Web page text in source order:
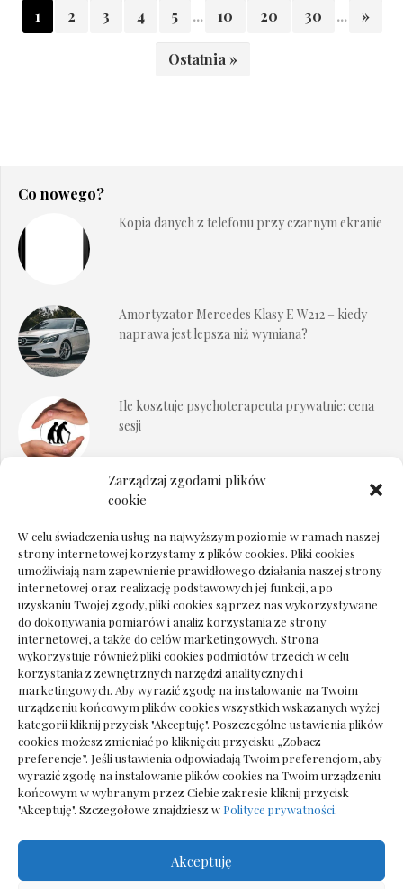
Zarządzaj zgodami plików
cookie
W celu świadczenia usług na najwyższym poziomie w ramach naszej
strony internetowej korzystamy z plików cookies. Pliki cookies
umożliwiają nam zapewnienie prawidłowego działania naszej strony
internetowej oraz realizację podstawowych jej funkcji, a po
uzyskaniu Twojej zgody, pliki cookies są przez nas wykorzystywane
do dokonywania pomiarów i analiz korzystania ze strony
internetowej, a także do celów marketingowych. Strona
wykorzystuje również pliki cookies podmiotów trzecich w celu
korzystania z zewnętrznych narzędzi analitycznych i
marketingowych. Aby wyrazić zgodę na instalowanie na Twoim
urządzeniu końcowym plików cookies wszystkich wskazanych wyżej
kategorii kliknij przycisk "Akceptuję". Poszczególne ustawienia plików
cookies możesz zmieniać po kliknięciu przycisku „Zobacz
preferencje”. Jeśli ustawienia odpowiadają Twoim preferencjom, aby
wyrazić zgodę na instalowanie plików cookies na Twoim urządzeniu
końcowym w wybranym przez Ciebie zakresie kliknij przycisk
"Akceptuję". Szczegółowe znajdziesz w Polityce prywatności.
Akceptuję
1 2 3 4 5 ... 10 20 30 ... »
Ostatnia »
Co nowego?
Kopia danych z telefonu przy czarnym ekranie
Amortyzator Mercedes Klasy E W212 – kiedy
naprawa jest lepsza niż wymiana?
Ile kosztuje psychoterapeuta prywatnie: cena
sesji
Dokumenty do odbioru przy zmianie biura
Deska podłogowa do salonu: jak wybrać bez
pośpiechu